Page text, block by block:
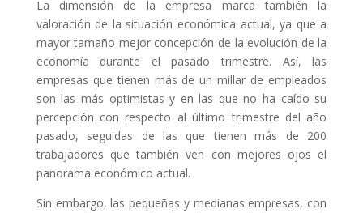
La dimensión de la empresa marca también la
valoración de la situación económica actual, ya que a
mayor tamaño mejor concepción de la evolución de la
economía durante el pasado trimestre. Así, las
empresas que tienen más de un millar de empleados
son las más optimistas y en las que no ha caído su
percepción con respecto al último trimestre del año
pasado, seguidas de las que tienen más de 200
trabajadores que también ven con mejores ojos el
panorama económico actual.
Sin embargo, las pequeñas y medianas empresas, con